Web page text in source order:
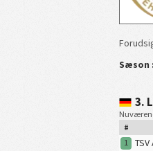
Sæson :
3.
#
1